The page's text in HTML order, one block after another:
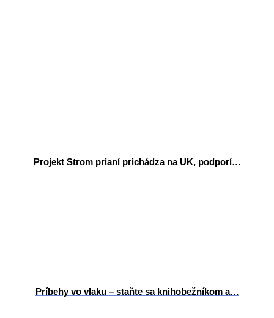
Projekt Strom prianí prichádza na UK, podporí…
Príbehy vo vlaku – staňte sa knihobežníkom a…